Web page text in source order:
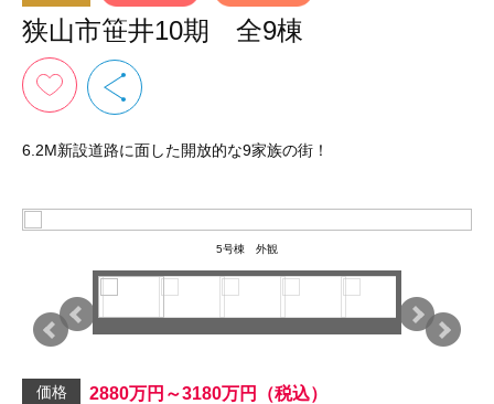
狭山市笹井10期 全9棟
6.2M新設道路に面した開放的な9家族の街！
5号棟 外観
価格 2880万円 ～3180万円 （税込）